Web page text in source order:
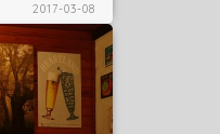
2017-03-08